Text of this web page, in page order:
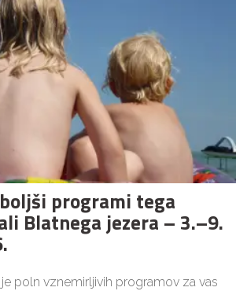
programi tega
Blatnega jezera – 3.–9.
poln vznemirljivih programov za vas